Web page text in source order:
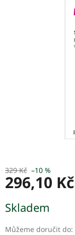
329 Kč –10 %
296,10 Kč
cena:
Skladem
Můžeme doručit do: